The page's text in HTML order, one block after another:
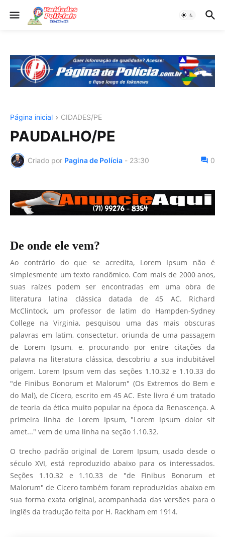
Página inicial CIDADES/PE
PAUDALHO/PE
Criado por Pagina de Polícia - 23:30 0
De onde ele vem?
Ao contrário do que se acredita, Lorem Ipsum não é
simplesmente um texto randômico. Com mais de 2000 anos,
suas raízes podem ser encontradas em uma obra de
literatura latina clássica datada de 45 AC. Richard
McClintock, um professor de latim do Hampden-Sydney
College na Virginia, pesquisou uma das mais obscuras
palavras em latim, consectetur, oriunda de uma passagem
de Lorem Ipsum, e, procurando por entre citações da
palavra na literatura clássica, descobriu a sua indubitável
origem. Lorem Ipsum vem das seções 1.10.32 e 1.10.33 do
"de Finibus Bonorum et Malorum" (Os Extremos do Bem e
do Mal), de Cícero, escrito em 45 AC. Este livro é um tratado
de teoria da ética muito popular na época da Renascença. A
primeira linha de Lorem Ipsum, "Lorem Ipsum dolor sit
amet..." vem de uma linha na seção 1.10.32.
O trecho padrão original de Lorem Ipsum, usado desde o
século XVI, está reproduzido abaixo para os interessados.
Seções 1.10.32 e 1.10.33 de "de Finibus Bonorum et
Malorum" de Cicero também foram reproduzidas abaixo em
sua forma exata original, acompanhada das versões para o
inglês da tradução feita por H. Rackham em 1914.